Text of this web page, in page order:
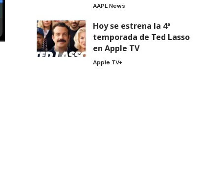
AAPL News
Hoy se estrena la 4ª
temporada de Ted Lasso
en Apple TV
Apple TV+